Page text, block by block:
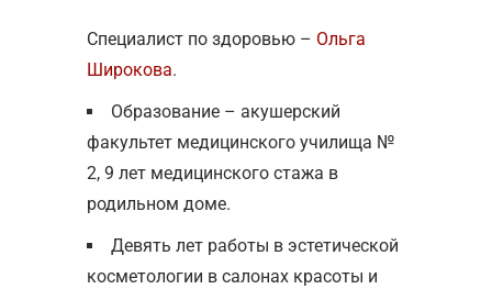
Специалист по здоровью – Ольга
Широкова.
Образование – акушерский
факультет медицинского училища №
2, 9 лет медицинского стажа в
родильном доме.
Девять лет работы в эстетической
косметологии в салонах красоты и